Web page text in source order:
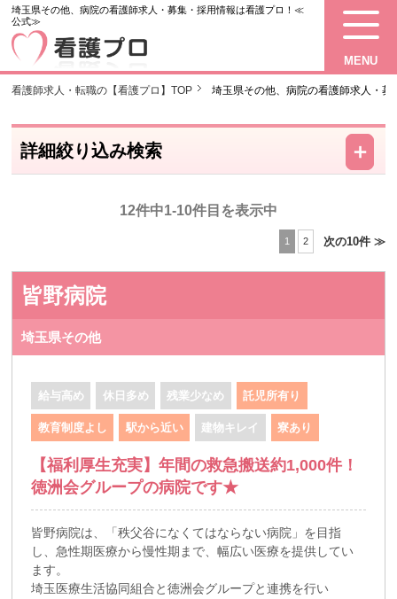
埼玉県その他、病院の看護師求人・募集・採用情報は看護プロ！≪
公式≫
MENU
看護師求人・転職の【看護プロ】TOP 埼玉県その他、病院の看護師求人・募
詳細絞り込み検索 －
＋
12件中1-10件目を表示中
1 2 次の10件 ≫
皆野病院
埼玉県その他
給与高め 休日多め 残業少なめ 託児所有り
教育制度よし 駅から近い 建物キレイ 寮あり
【福利厚生充実】年間の救急搬送約1,000件！
徳洲会グループの病院です★
皆野病院は、「秩父谷になくてはならない病院」を目指
し、急性期医療から慢性期まで、幅広い医療を提供してい
ます。
埼玉医療生活協同組合と徳洲会グループと連携を行い